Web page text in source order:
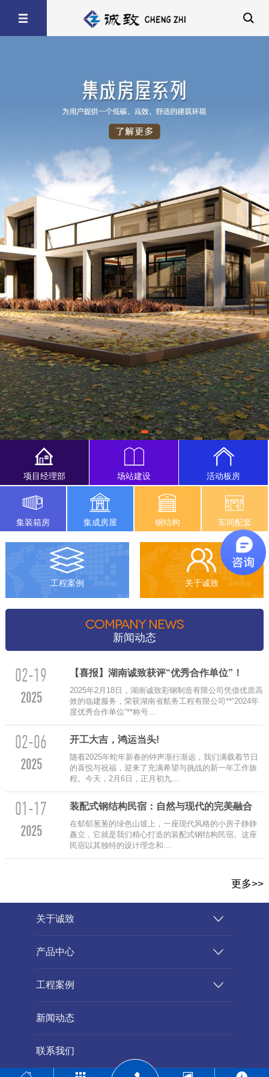
项目经理部 场站建设 活动板房
集装箱房 集成房屋 钢结构 车间配套
工程案例 关于诚致
COMPANY NEWS
新闻动态
02-19
2025
【喜报】湖南诚致获评“优秀合作单位”！
2025年2月18日，湖南诚致彩钢制造有限公司凭借优质高
效的临建服务，荣获湖南省航务工程有限公司**“2024年
度优秀合作单位”**称号...
02-06
2025
‌开工大吉，鸿运当头!
随着2025年蛇年新春的钟声渐行渐远，我们满载着节日
的喜悦与祝福，迎来了充满希望与挑战的新一年工作旅
程。今天，2月6日，正月初九...
01-17
2025
装配式钢结构民宿：自然与现代的完美融合
在郁郁葱葱的绿色山坡上，一座现代风格的小房子静静
矗立，它就是我们精心打造的装配式钢结构民宿。这座
民宿以其独特的设计理念和...
更多>>
关于诚致
产品中心
工程案例
新闻动态
联系我们